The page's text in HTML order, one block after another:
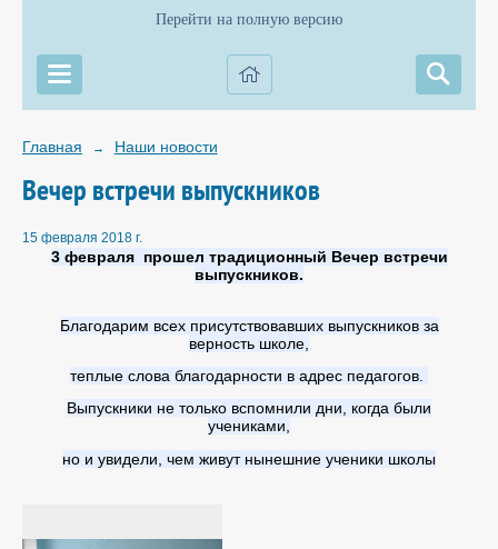
Перейти на полную версию
Главная → Наши новости
Вечер встречи выпускников
15 февраля 2018 г.
3 февраля прошел традиционный Вечер встречи
выпускников.
Благодарим всех присутствовавших выпускников за
верность школе,
теплые слова благодарности в адрес педагогов.
Выпускники не только вспомнили дни, когда были
учениками,
но и увидели, чем живут нынешние ученики школы